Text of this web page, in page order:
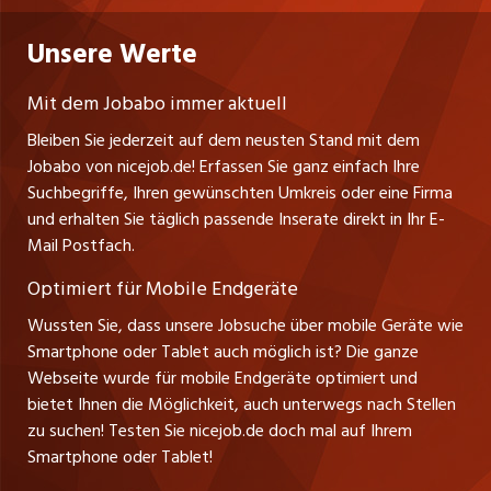
gesundheitsfördernde Kurse und diverse Beratungs-
und Coachingangebote zur Verfügung. Wir
unterstützen Sie dabei, sowohl Ihre fachlichen als
auch Ihre persönlichen Kompetenzen stetig
Praktika
Lehrstellen
Führungspositionen
Management / Kader-Jobs
Nutzungsbedingungen
Impressum
jobzüri.ch
jobmittelland.ch
jobbern.ch
jobbasel.ch
zentraljob.ch
myjob.ch
schaffu.ch (VS)
ajourjob.ch
tagblatt.ch
Fa. nicejob.de
PR Medien GmbH
Lindauer Straße 16
D-88239 Wangen
Tel. +49 07522 795034
Thomas Reiner
Ansprechpartner
Unsere Werte
Mit dem Jobabo immer aktuell
Bleiben Sie jederzeit auf dem neusten Stand mit dem
Jobabo von nicejob.de! Erfassen Sie ganz einfach Ihre
Suchbegriffe, Ihren gewünschten Umkreis oder eine Firma
und erhalten Sie täglich passende Inserate direkt in Ihr E-
Mail Postfach.
Optimiert für Mobile Endgeräte
Wussten Sie, dass unsere Jobsuche über mobile Geräte wie
Smartphone oder Tablet auch möglich ist? Die ganze
Webseite wurde für mobile Endgeräte optimiert und
bietet Ihnen die Möglichkeit, auch unterwegs nach Stellen
zu suchen! Testen Sie nicejob.de doch mal auf Ihrem
Smartphone oder Tablet!